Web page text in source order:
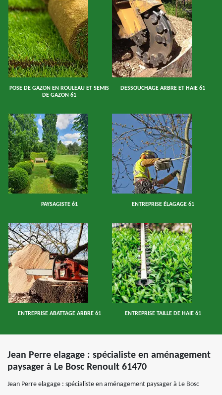
POSE DE GAZON EN ROULEAU ET SEMIS
DE GAZON 61
DESSOUCHAGE ARBRE ET HAIE 61
PAYSAGISTE 61 ENTREPRISE ÉLAGAGE 61
ENTREPRISE ABATTAGE ARBRE 61 ENTREPRISE TAILLE DE HAIE 61
Jean Perre elagage : spécialiste en aménagement
paysager à Le Bosc Renoult 61470
Jean Perre elagage : spécialiste en aménagement paysager à Le Bosc